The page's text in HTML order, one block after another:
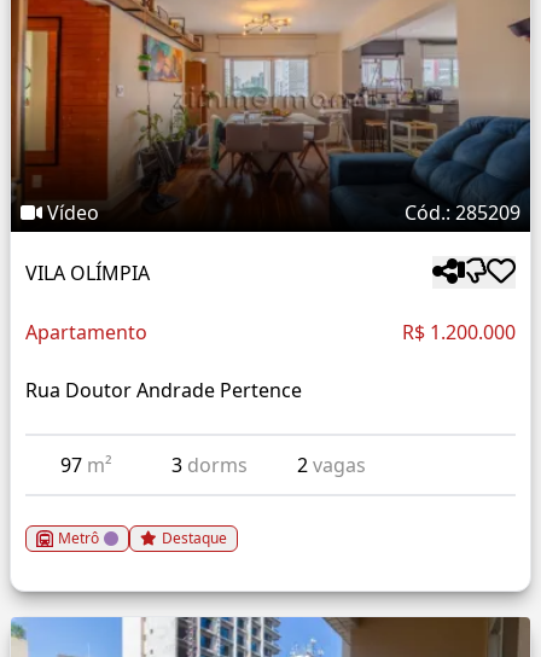
Vídeo Cód.: 285209
VILA OLÍMPIA
Apartamento R$ 1.200.000
Rua Doutor Andrade Pertence
97 m² 3 dorms 2vagas
Metrô Destaque